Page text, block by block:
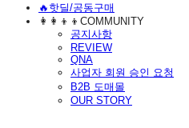
🔥핫딜/공동구매
👩‍👩‍👦‍👦COMMUNITY
공지사항
REVIEW
QNA
사업자 회원 승인 요청
B2B 도매몰
OUR STORY